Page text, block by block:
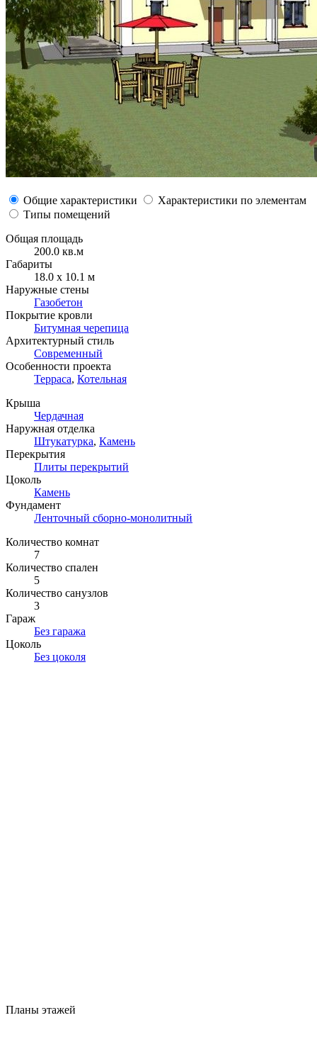
Общие характеристики
Характеристики по элементам
Типы помещений
Общая площадь
200.0 кв.м
Габариты
18.0 x 10.1 м
Наружные стены
Газобетон
Покрытие кровли
Битумная черепица
Архитектурный стиль
Современный
Особенности проекта
Терраса, Котельная
Крыша
Чердачная
Наружная отделка
Штукатурка, Камень
Перекрытия
Плиты перекрытий
Цоколь
Камень
Фундамент
Ленточный сборно-монолитный
Количество комнат
7
Количество спален
5
Количество санузлов
3
Гараж
Без гаража
Цоколь
Без цоколя
Планы этажей